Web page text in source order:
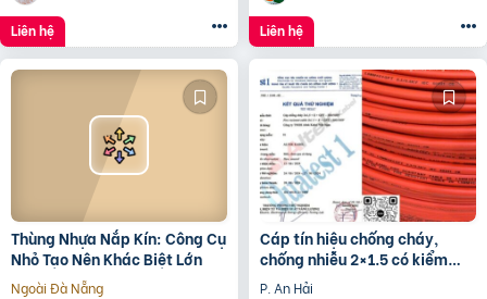
Liên hệ Liên hệ
Thùng Nhựa Nắp Kín: Công Cụ
Nhỏ Tạo Nên Khác Biệt Lớn
Ngoài Đà Nẵng
Cáp tín hiệu chống cháy,
chống nhiễu 2×1.5 có kiểm
định
P. An Hải